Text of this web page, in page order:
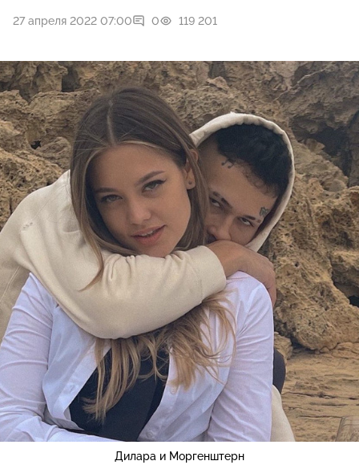
27 апреля 2022 07:00 0 119 201
Дилара и Моргенштерн